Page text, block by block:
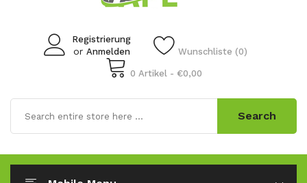
Registrierung
or Anmelden Wunschliste (0)
0 Artikel - €0,00
Search